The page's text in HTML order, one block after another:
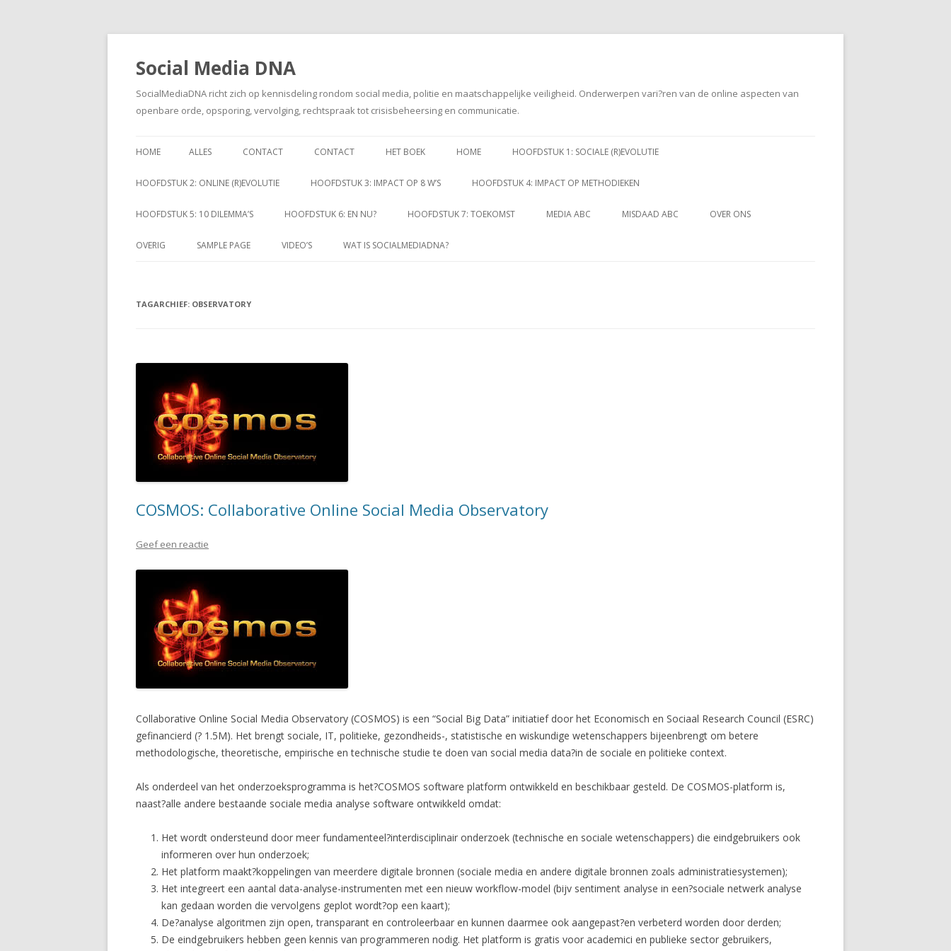
Social Media DNA
SocialMediaDNA richt zich op kennisdeling rondom social media, politie en maatschappelijke veiligheid. Onderwerpen vari?ren van de online aspecten van
openbare orde, opsporing, vervolging, rechtspraak tot crisisbeheersing en communicatie.
naar
HOME ALLES CONTACT CONTACT HET BOEK HOME HOOFDSTUK 1: SOCIALE (R)EVOLUTIE
HOOFDSTUK 2: ONLINE (R)EVOLUTIE HOOFDSTUK 3: IMPACT OP 8 W’S HOOFDSTUK 4: IMPACT OP METHODIEKEN
HOOFDSTUK 5: 10 DILEMMA’S HOOFDSTUK 6: EN NU? HOOFDSTUK 7: TOEKOMST MEDIA ABC MISDAAD ABC OVER ONS
OVERIG SAMPLE PAGE VIDEO’S WAT IS SOCIALMEDIADNA?
TAGARCHIEF: OBSERVATORY
COSMOS: Collaborative Online Social Media Observatory
Geef een reactie
Collaborative Online Social Media Observatory (COSMOS) is een “Social Big Data” initiatief door het Economisch en Sociaal Research Council (ESRC)
gefinancierd (? 1.5M). Het brengt sociale, IT, politieke, gezondheids-, statistische en wiskundige wetenschappers bijeenbrengt om betere
methodologische, theoretische, empirische en technische studie te doen van social media data?in de sociale en politieke context.
Als onderdeel van het onderzoeksprogramma is het?COSMOS software platform ontwikkeld en beschikbaar gesteld. De COSMOS-platform is,
naast?alle andere bestaande sociale media analyse software ontwikkeld omdat:
Het wordt ondersteund door meer fundamenteel?interdisciplinair onderzoek (technische en sociale wetenschappers) die eindgebruikers ook
informeren over hun onderzoek;
Het platform maakt?koppelingen van meerdere digitale bronnen (sociale media en andere digitale bronnen zoals administratiesystemen);
Het integreert een aantal data-analyse-instrumenten met een nieuw workflow-model (bijv sentiment analyse in een?sociale netwerk analyse
kan gedaan worden die vervolgens geplot wordt?op een kaart);
De?analyse algoritmen zijn open, transparant en controleerbaar en kunnen daarmee ook aangepast?en verbeterd worden door derden;
De eindgebruikers hebben geen kennis van programmeren nodig. Het platform is gratis voor academici en publieke sector gebruikers,